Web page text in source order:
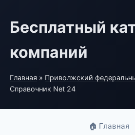
Бесплатный
компаний
Главная » Приволжский
Справочник Net 24
🏠 Главная